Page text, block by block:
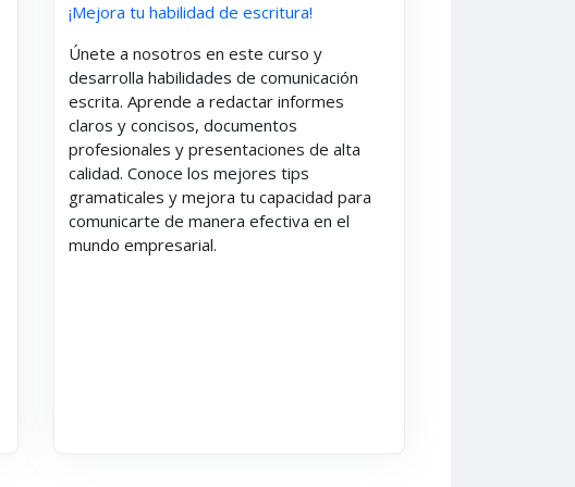
¡Mejora tu habilidad de escritura!
Únete a nosotros en este curso y
desarrolla habilidades de comunicación
escrita. Aprende a redactar informes
claros y concisos, documentos
profesionales y presentaciones de alta
calidad. Conoce los mejores tips
gramaticales y mejora tu capacidad para
comunicarte de manera efectiva en el
mundo empresarial.